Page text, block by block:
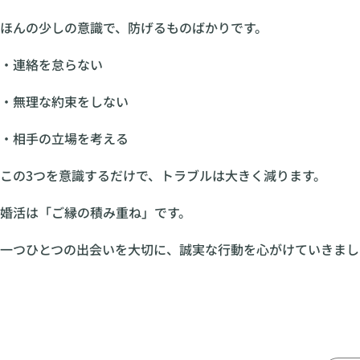
ほんの少しの意識で、防げるものばかりです。
・連絡を怠らない
・無理な約束をしない
・相手の立場を考える
この3つを意識するだけで、トラブルは大きく減ります。
婚活は「ご縁の積み重ね」です。
一つひとつの出会いを大切に、誠実な行動を心がけていきま